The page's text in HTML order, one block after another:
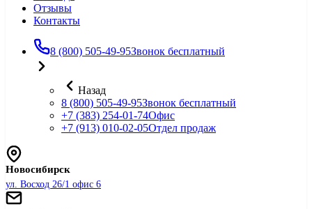
Отзывы
Контакты
8 (800) 505-49-95Звонок бесплатный
Назад
8 (800) 505-49-95Звонок бесплатный
+7 (383) 254-01-74Офис
+7 (913) 010-02-05Отдел продаж
Новосибирск
ул. Восход 26/1 офис 6